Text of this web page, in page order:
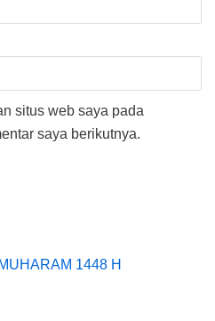
situs web saya pada
saya berikutnya.
1448 H